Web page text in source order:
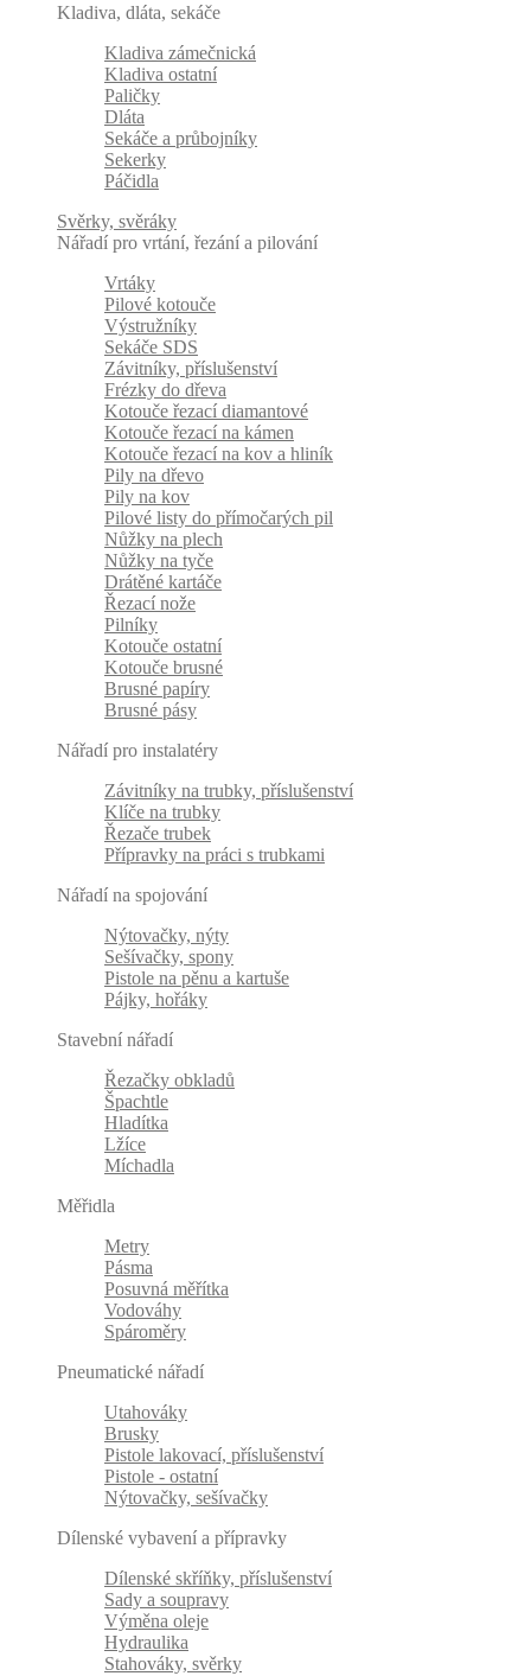
Kladiva, dláta, sekáče
Kladiva zámečnická
Kladiva ostatní
Paličky
Dláta
Sekáče a průbojníky
Sekerky
Páčidla
Svěrky, svěráky
Nářadí pro vrtání, řezání a pilování
Vrtáky
Pilové kotouče
Výstružníky
Sekáče SDS
Závitníky, příslušenství
Frézky do dřeva
Kotouče řezací diamantové
Kotouče řezací na kámen
Kotouče řezací na kov a hliník
Pily na dřevo
Pily na kov
Pilové listy do přímočarých pil
Nůžky na plech
Nůžky na tyče
Drátěné kartáče
Řezací nože
Pilníky
Kotouče ostatní
Kotouče brusné
Brusné papíry
Brusné pásy
Nářadí pro instalatéry
Závitníky na trubky, příslušenství
Klíče na trubky
Řezače trubek
Přípravky na práci s trubkami
Nářadí na spojování
Nýtovačky, nýty
Sešívačky, spony
Pistole na pěnu a kartuše
Pájky, hořáky
Stavební nářadí
Řezačky obkladů
Špachtle
Hladítka
Lžíce
Míchadla
Měřidla
Metry
Pásma
Posuvná měřítka
Vodováhy
Spároměry
Pneumatické nářadí
Utahováky
Brusky
Pistole lakovací, příslušenství
Pistole - ostatní
Nýtovačky, sešívačky
Dílenské vybavení a přípravky
Dílenské skříňky, příslušenství
Sady a soupravy
Výměna oleje
Hydraulika
Stahováky, svěrky